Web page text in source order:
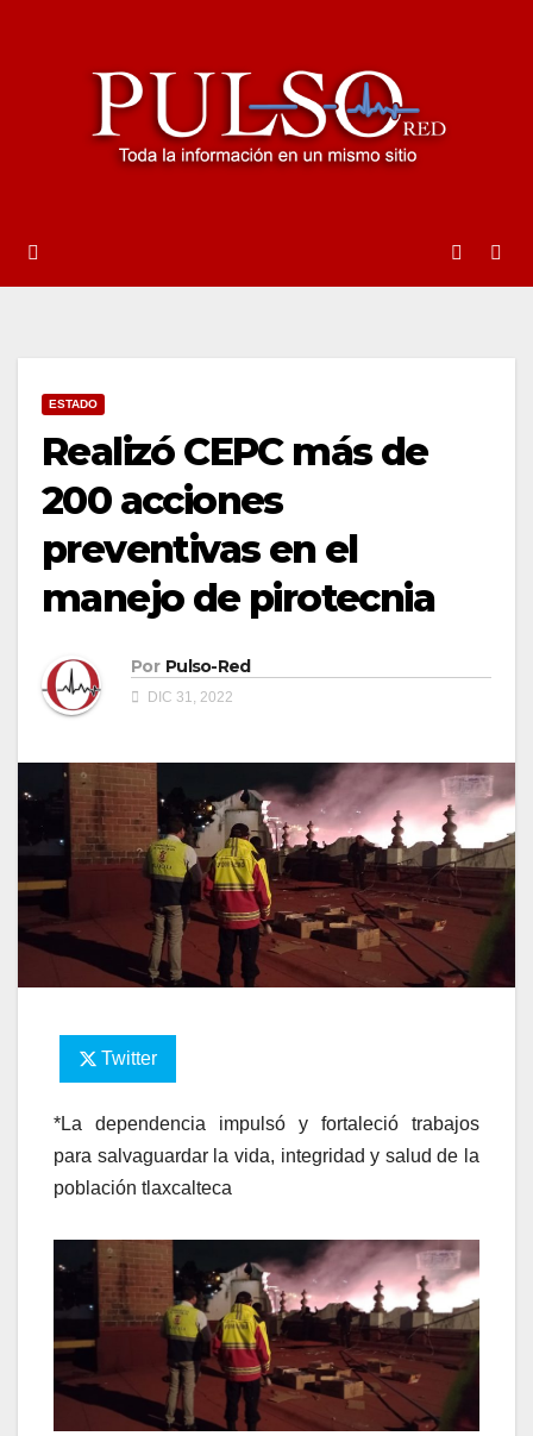
ESTADO
Realizó CEPC más de
200 acciones
preventivas en el
manejo de pirotecnia
Por Pulso-Red
DIC 31, 2022
Twitter
*La dependencia impulsó y fortaleció trabajos
para salvaguardar la vida, integridad y salud de la
población tlaxcalteca